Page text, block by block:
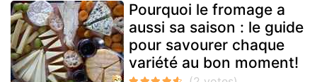
Pourquoi le fromage a
aussi sa saison : le guide
pour savourer chaque
variété au bon moment!